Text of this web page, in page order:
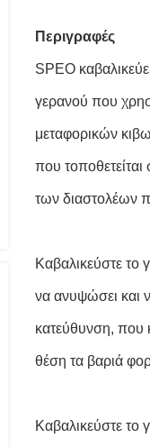
Περιγραφές
SPEO
γερανού που
μεταφορικών
που
των διαστολέων
Καβαλικεύστε το
να ανυψώσει και
κατεύθυνση, που
θέση τα βαριά
Καβαλικεύστε το